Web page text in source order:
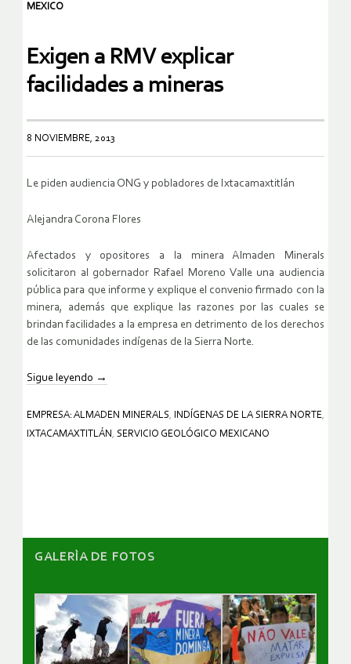
MEXICO
Exigen a RMV explicar
facilidades a mineras
8 NOVIEMBRE, 2013
Le piden audiencia ONG y pobladores de Ixtacamaxtitlán
Alejandra Corona Flores
Afectados y opositores a la minera Almaden Minerals
solicitaron al gobernador Rafael Moreno Valle una audiencia
pública para que informe y explique el convenio firmado con la
minera, además que explique las razones por las cuales se
brindan facilidades a la empresa en detrimento de los derechos
de las comunidades indígenas de la Sierra Norte.
Sigue leyendo →
EMPRESA: ALMADEN MINERALS, INDÍGENAS DE LA SIERRA NORTE,
IXTACAMAXTITLÁN , SERVICIO GEOLÓGICO MEXICANO
GALERÌA DE FOTOS